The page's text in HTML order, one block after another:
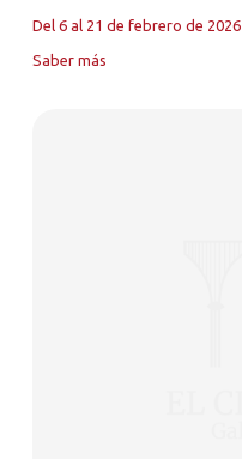
Del 6 al 21 de febrero de 2026
Saber más